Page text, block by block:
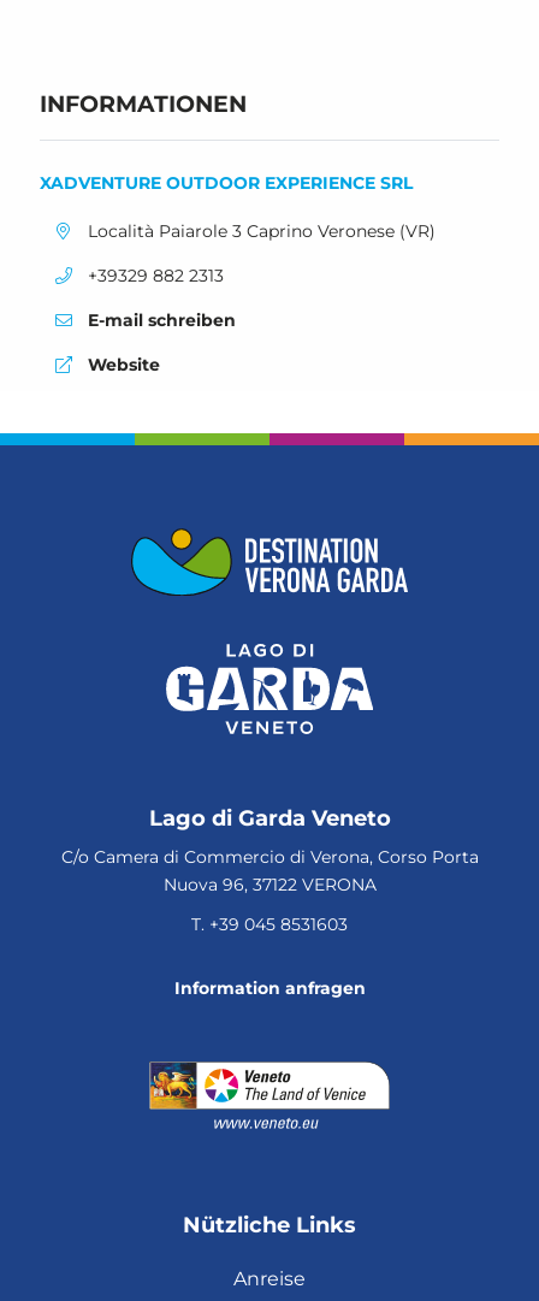
INFORMATIONEN
XADVENTURE OUTDOOR EXPERIENCE SRL
aria.location:
Località Paiarole 3 Caprino Veronese (VR)
aria.phone:
+39329 882 2313
E-mail schreiben
aria.website:
Website
Lago di Garda Veneto
C/o Camera di Commercio di Verona, Corso Porta
Nuova 96, 37122 VERONA
T. +39 045 8531603
Information anfragen
Nützliche Links
Anreise